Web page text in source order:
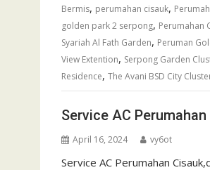
Bermis, perumahan cisauk,
golden park 2 serpong, Perumahan
Syariah Al Fath Garden, Peruman
View Extention, Serpong Garden
Residence, The Avani BSD City
Service AC
April 16, 2024 vy6ot
Service AC Perumahan